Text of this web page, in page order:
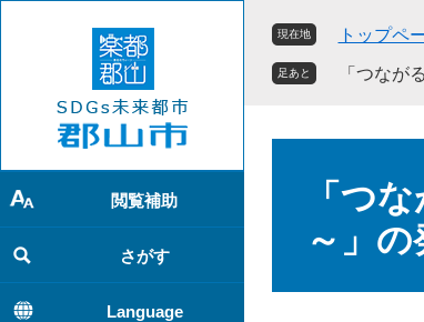
で
す
。
ば
し
て
本
文
へ
閲覧補助
さがす
Language
現在地 トップペ
足あと 「つなが
「つ
～」の